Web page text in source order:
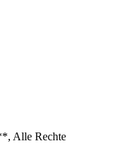
Alle Rechte